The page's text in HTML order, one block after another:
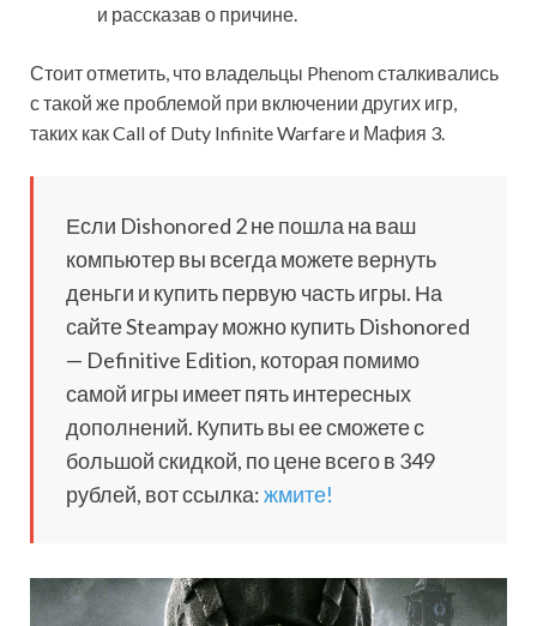
и рассказав о причине.
Стоит отметить, что владельцы Phenom сталкивались
с такой же проблемой при включении других игр,
таких как Call of Duty Infinite Warfare и Мафия 3.
Если Dishonored 2 не пошла на ваш
компьютер вы всегда можете вернуть
деньги и купить первую часть игры. На
сайте Steampay можно купить Dishonored
— Definitive Edition, которая помимо
самой игры имеет пять интересных
дополнений. Купить вы ее сможете с
большой скидкой, по цене всего в 349
рублей, вот ссылка:жмите!